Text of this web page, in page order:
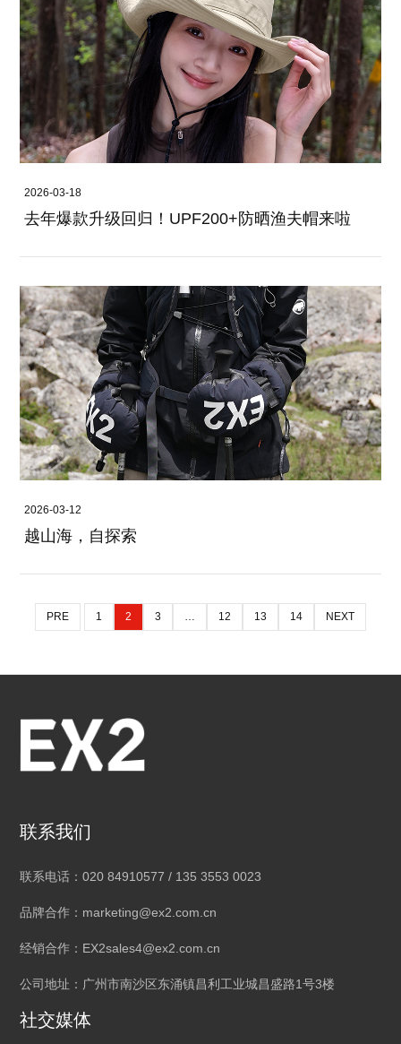
2026-03-18
去年爆款升级回归！UPF200+防晒渔夫帽来啦
2026-03-12
越山海，自探索
PRE 1 2 3 … 12 13 14 NEXT
联系我们
联系电话：020 84910577 / 135 3553 0023
品牌合作：marketing@ex2.com.cn
经销合作：EX2sales4@ex2.com.cn
公司地址：广州市南沙区东涌镇昌利工业城昌盛路1号3楼
社交媒体